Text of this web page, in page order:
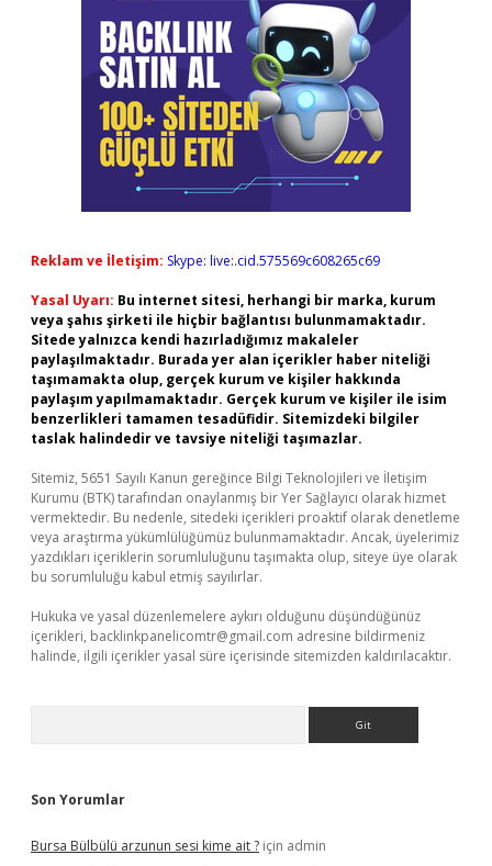
Reklam ve İletişim: Skype: live:.cid.575569c608265c69
Yasal Uyarı: Bu internet sitesi, herhangi bir marka, kurum
veya şahıs şirketi ile hiçbir bağlantısı bulunmamaktadır.
Sitede yalnızca kendi hazırladığımız makaleler
paylaşılmaktadır. Burada yer alan içerikler haber niteliği
taşımamakta olup, gerçek kurum ve kişiler hakkında
paylaşım yapılmamaktadır. Gerçek kurum ve kişiler ile isim
benzerlikleri tamamen tesadüfidir. Sitemizdeki bilgiler
taslak halindedir ve tavsiye niteliği taşımazlar.
Sitemiz, 5651 Sayılı Kanun gereğince Bilgi Teknolojileri ve İletişim
Kurumu (BTK) tarafından onaylanmış bir Yer Sağlayıcı olarak hizmet
vermektedir. Bu nedenle, sitedeki içerikleri proaktif olarak denetleme
veya araştırma yükümlülüğümüz bulunmamaktadır. Ancak, üyelerimiz
yazdıkları içeriklerin sorumluluğunu taşımakta olup, siteye üye olarak
bu sorumluluğu kabul etmiş sayılırlar.
Hukuka ve yasal düzenlemelere aykırı olduğunu düşündüğünüz
içerikleri, backlinkpanelicomtr@gmail.com adresine bildirmeniz
halinde, ilgili içerikler yasal süre içerisinde sitemizden kaldırılacaktır.
Son Yorumlar
Bursa Bülbülü arzunun sesi kime ait ? için admin